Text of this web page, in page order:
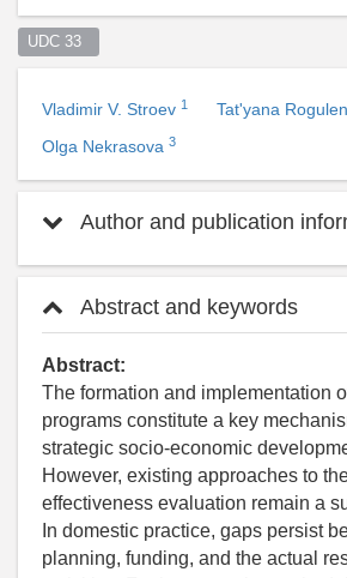
UDC 33
Vladimir V. Stroev 1 Tat'yana
Olga Nekrasova 3
Author and publication
Abstract and keywords
Abstract:
The formation and implementation
programs constitute a key
strategic socio-economic
However, existing approaches to
effectiveness evaluation remain a
In domestic practice, gaps persist
planning, funding, and the actual